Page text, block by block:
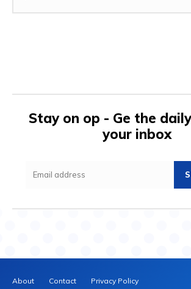
Stay on op - Ge the
your inbox
About Contact Privacy Policy